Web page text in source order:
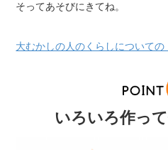
そってあそびにきてね。
大むかしの人のくらしについての
いろいろ作っ